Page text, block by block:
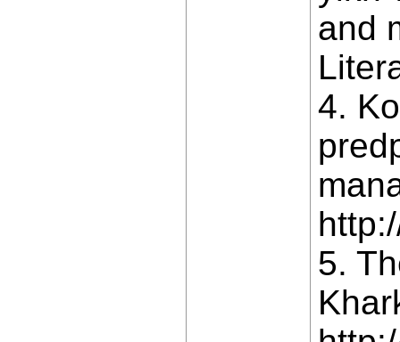
and
4.
5.